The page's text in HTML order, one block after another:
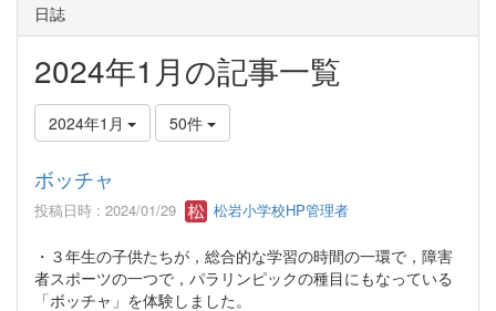
日誌
2024年1月の記事一覧
2024年1月 50件
ボッチャ
投稿日時 : 2024/01/29 松岩小学校HP管理者
・３年生の子供たちが，総合的な学習の時間の一環で，障害
者スポーツの一つで，パラリンピックの種目にもなっている
「ボッチャ」を体験しました。